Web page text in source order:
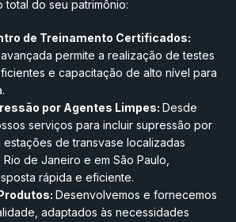
total do seu patrimônio:
de Treinamento Certificados:
permite a realização de testes
e capacitação de alto nível para
por Agentes Limpes: Desde
serviços para incluir supressão por
de transvase localizadas
de Janeiro e em São Paulo,
rápida e eficiente.
Desenvolvemos e fornecemos
adaptados às necessidades